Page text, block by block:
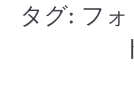
タグ: フ